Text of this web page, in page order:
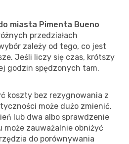
miasta Pimenta Bueno
przedziałach
zależy od tego, co jest
Jeśli liczy się czas, krótszy
godzin spędzonych tam,
koszty bez rezygnowania z
może dużo zmienić.
lub dwa albo sprawdzenie
zauważalnie obniżyć
do porównywania